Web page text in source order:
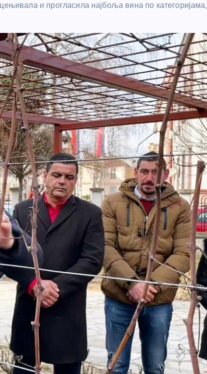
и прогласила најбоља вина по категоријама,